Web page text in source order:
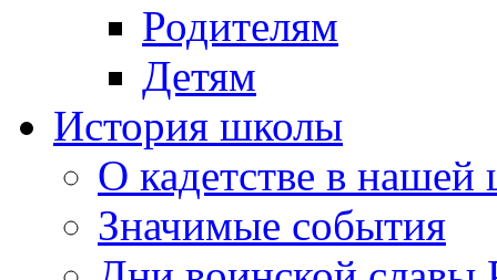
Родителям
Детям
История школы
О кадетстве в нашей
Значимые события